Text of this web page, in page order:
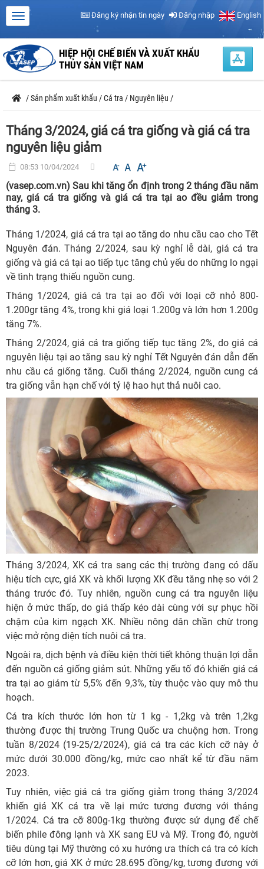
Đăng ký nhận tin ngày Đăng nhập English
HIỆP HỘI CHẾ BIẾN VÀ XUẤT KHẨU
THỦY SẢN VIỆT NAM
/Sản phẩm xuất khẩu /Cá tra / Nguyên liệu /
Tháng 3/2024, giá cá tra giống và giá cá tra
nguyên liệu giảm
08:53 10/04/2024
(vasep.com.vn) Sau khi tăng ổn định trong 2 tháng đầu năm
nay, giá cá tra giống và giá cá tra tại ao đều giảm trong
tháng 3.
Tháng 1/2024, giá cá tra tại ao tăng do nhu cầu cao cho Tết
Nguyên đán. Tháng 2/2024, sau kỳ nghỉ lễ dài, giá cá tra
giống và giá cá tại ao tiếp tục tăng chủ yếu do những lo ngại
về tình trạng thiếu nguồn cung.
Tháng 1/2024, giá cá tra tại ao đối với loại cỡ nhỏ 800-
1.200gr tăng 4%, trong khi giá loại 1.200g và lớn hơn 1.200g
tăng 7%.
Tháng 2/2024, giá cá tra giống tiếp tục tăng 2%, do giá cá
nguyên liệu tại ao tăng sau kỳ nghỉ Tết Nguyên đán dẫn đến
nhu cầu cá giống tăng. Cuối tháng 2/2024, nguồn cung cá
tra giống vẫn hạn chế với tỷ lệ hao hụt thả nuôi cao.
Tháng 3/2024, XK cá tra sang các thị trường đang có dấu
hiệu tích cực, giá XK và khối lượng XK đều tăng nhẹ so với 2
tháng trước đó. Tuy nhiên, nguồn cung cá tra nguyên liệu
hiện ở mức thấp, do giá thấp kéo dài cùng với sự phục hồi
chậm của kim ngạch XK. Nhiều nông dân chần chừ trong
việc mở rộng diện tích nuôi cá tra.
Ngoài ra, dịch bệnh và điều kiện thời tiết không thuận lợi dẫn
đến nguồn cá giống giảm sút. Những yếu tố đó khiến giá cá
tra tại ao giảm từ 5,5% đến 9,3%, tùy thuộc vào quy mô thu
hoạch.
Cá tra kích thước lớn hơn từ 1 kg - 1,2kg và trên 1,2kg
thường được thị trường Trung Quốc ưa chuộng hơn. Trong
tuần 8/2024 (19-25/2/2024), giá cá tra các kích cỡ này ở
mức dưới 30.000 đồng/kg, mức cao nhất kể từ đầu năm
2023.
Tuy nhiên, việc giá cá tra giống giảm trong tháng 3/2024
khiến giá XK cá tra về lại mức tương đương với tháng
1/2024. Cá tra cỡ 800g-1kg thường được sử dụng để chế
biến phile đông lạnh và XK sang EU và Mỹ. Trong đó, người
tiêu dùng tại Mỹ thường có xu hướng ưa thích cá tra có kích
cỡ lớn hơn, giá XK ở mức 28.695 đồng/kg, tương đương với